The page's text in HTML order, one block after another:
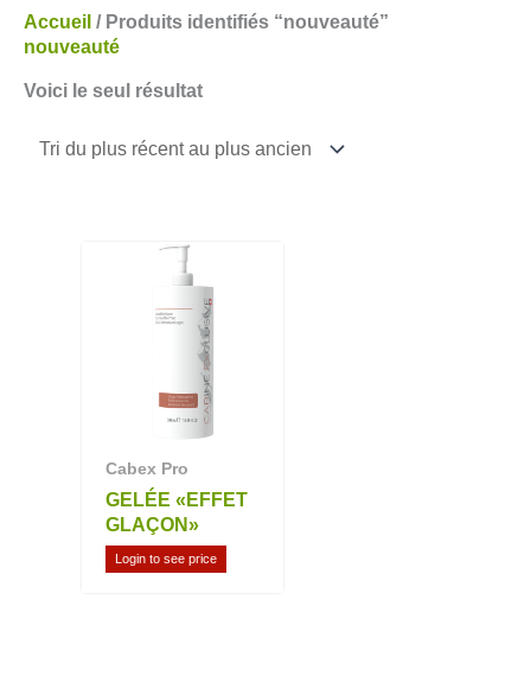
Accueil / Produits identifiés “nouveauté”
nouveauté
Voici le seul résultat
Cabex Pro
GELÉE «EFFET
GLAÇON»
Login to see price